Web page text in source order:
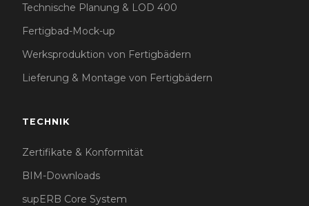
Technische Planung & LOD 400
Fertigbad-Mock-up
Werksproduktion von Fertigbädern
Lieferung & Montage von Fertigbädern
TECHNIK
Zertifikate & Konformität
BIM-Downloads
supERB Core System